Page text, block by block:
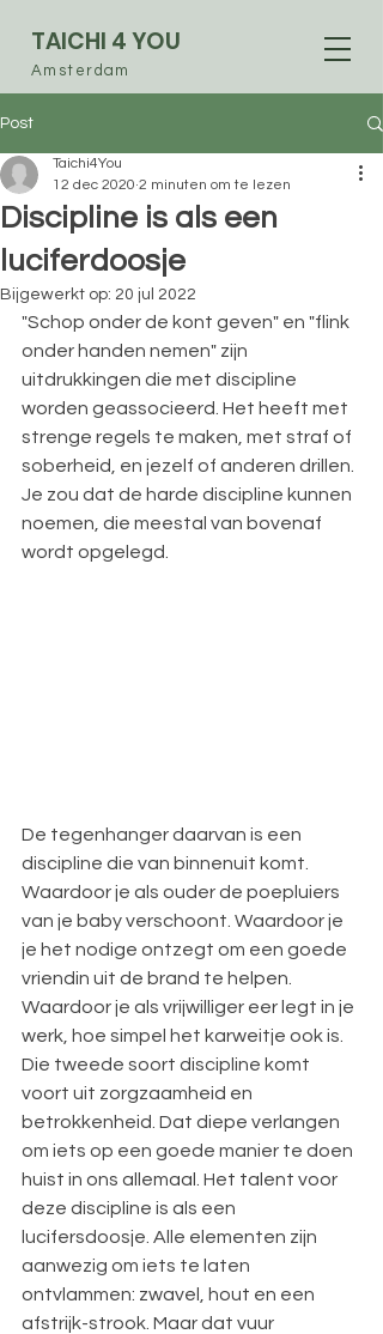
Amsterdam
TAICHI 4 YOU
Post
Discipline is als een
luciferdoosje
Taichi4You
12 dec 2020 2 minuten om te lezen
Bijgewerkt op: 20 jul 2022
"Schop onder de kont geven" en "flink
onder handen nemen" zijn
uitdrukkingen die met discipline
worden geassocieerd. Het heeft met
strenge regels te maken, met straf of
soberheid, en jezelf of anderen drillen.
Je zou dat de harde discipline kunnen
noemen, die meestal van bovenaf
wordt opgelegd.
De tegenhanger daarvan is een
discipline die van binnenuit komt.
Waardoor je als ouder de poepluiers
van je baby verschoont. Waardoor je
je het nodige ontzegt om een goede
vriendin uit de brand te helpen.
Waardoor je als vrijwilliger eer legt in je
werk, hoe simpel het karweitje ook is.
Die tweede soort discipline komt
voort uit zorgzaamheid en
betrokkenheid. Dat diepe verlangen
om iets op een goede manier te doen
huist in ons allemaal. Het talent voor
deze discipline is als een
lucifersdoosje. Alle elementen zijn
aanwezig om iets te laten
ontvlammen: zwavel, hout en een
afstrijk-strook. Maar dat vuur